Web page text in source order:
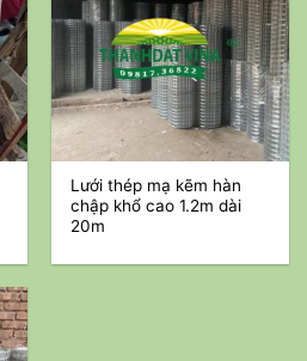
Lưới thép mạ kẽm hàn
chập khổ cao 1.2m dài
20m